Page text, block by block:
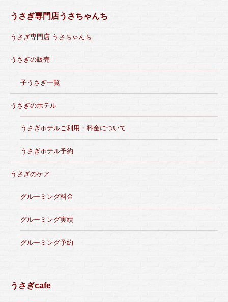
うさぎ専門店うさちゃんち
うさぎ専門店 うさちゃんち
うさぎの販売
子うさぎ一覧
うさぎのホテル
うさぎホテルご利用・料金について
うさぎホテル予約
うさぎのケア
グルーミング料金
グルーミング実績
グルーミング予約
うさぎcafe